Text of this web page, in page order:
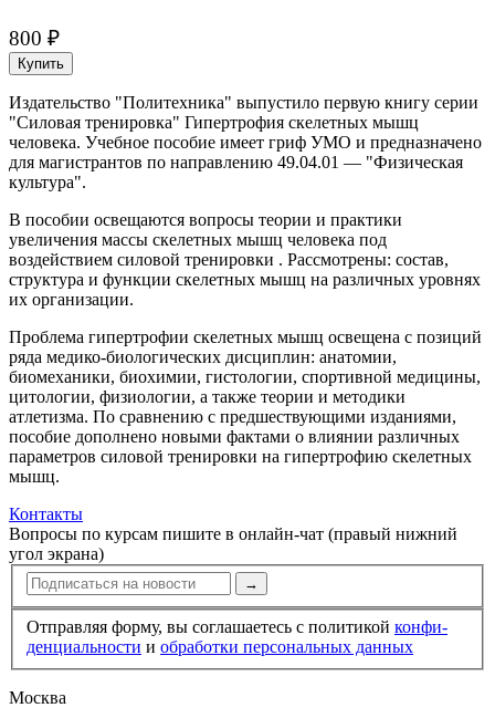
800 ₽
Купить
Издательство "Политехника" выпустило первую книгу серии
"Силовая тренировка" Гипертрофия скелетных мышц
человека. Учебное пособие имеет гриф УМО и предназначено
для магистрантов по направлению 49.04.01 — "Физическая
культура".
В пособии освещаются вопросы теории и практики
увеличения массы скелетных мышц человека под
воздействием силовой тренировки . Рассмотрены: состав,
структура и функции скелетных мышц на различных уровнях
их организации.
Проблема гипертрофии скелетных мышц освещена с позиций
ряда медико-биологических дисциплин: анатомии,
биомеханики, биохимии, гистологии, спортивной медицин­ы,
цитологии, физиологи­и, а также теории и методики
атлетизма. По сравнению с предшествующими изданиями,
пособие дополнено новыми фактами о влиянии различных
параметров силовой тренировки на гипертрофию скелетных
мышц.
Контакты
Вопросы по курсам пишите в онлайн-чат (правый нижний
угол экрана)
→
Отправляя форму, вы соглашаетесь с политикой конфи­
ден­циальности и обработки персональных данных
Москва